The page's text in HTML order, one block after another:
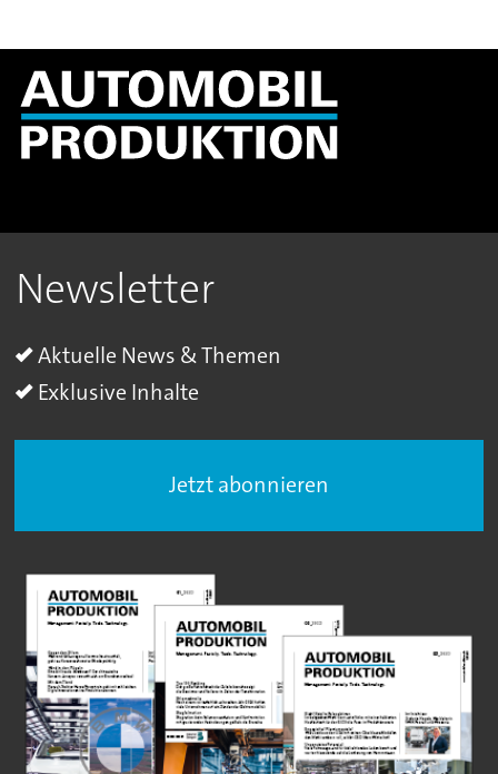
Newsletter
Aktuelle News & Themen
Exklusive Inhalte
Jetzt abonnieren